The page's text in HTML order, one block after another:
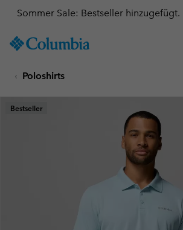
TO
SKIP
MAIN
NAV
Sommer Sale: Bestseller hinzugefügt.
Poloshirts
Bestseller